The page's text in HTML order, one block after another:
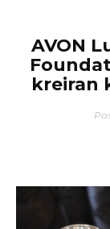
AVON
kreiran